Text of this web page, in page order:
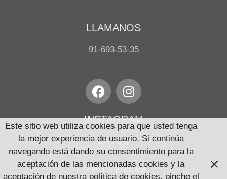
LLAMANOS
91-693-53-35
INSTAGRAM
Aviso legal
Este sitio web utiliza cookies para que usted tenga
la mejor experiencia de usuario. Si continúa
navegando está dando su consentimiento para la
aceptación de las mencionadas cookies y la
aceptación de nuestra política de cookies, pinche el